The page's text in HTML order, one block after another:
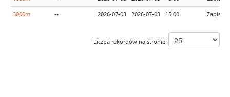
3000m -- 2026-07-03 2026-07-03 15:00 Zapisy
Liczba rekordów na stronie: